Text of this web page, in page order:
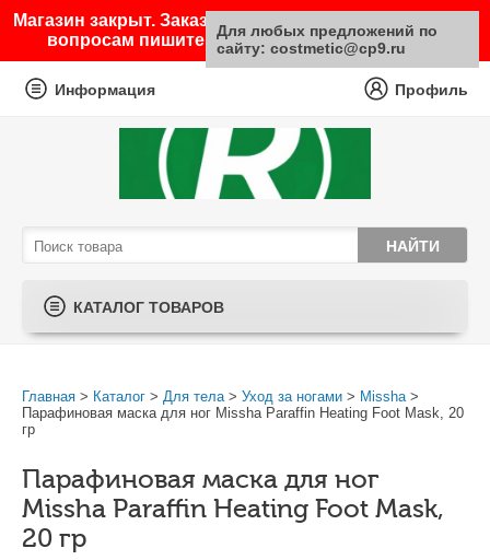
Магазин закрыт. Заказы не принимаются. По любым
вопросам пишите на почту sale@costmetic.ru
Информация Профиль
КАТАЛОГ ТОВАРОВ
Главная > Каталог > Для тела> Уход за ногами > Missha>
Парафиновая маска для ног Missha Paraffin Heating Foot Mask, 20
гр
Парафиновая маска для ног
Missha Paraffin Heating Foot Mask,
20 гр
Для любых предложений по
сайту: costmetic@cp9.ru